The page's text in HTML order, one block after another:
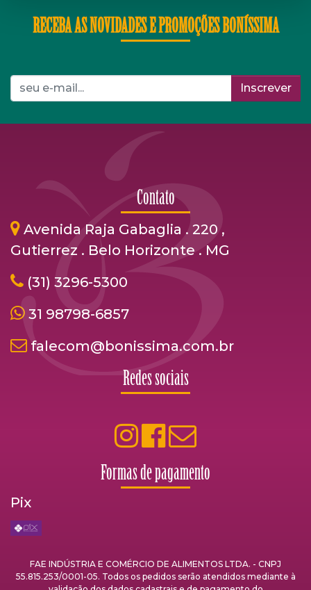
RECEBA AS NOVIDADES E PROMOÇÕES BONÍSSIMA
Inscrever
Contato
Avenida Raja Gabaglia . 220 ,
Gutierrez . Belo Horizonte . MG
(31) 3296-5300
31 98798-6857
falecom@bonissima.com.br
Redes sociais
Formas de pagamento
Pix
FAE INDÚSTRIA E COMÉRCIO DE ALIMENTOS LTDA. - CNPJ
55.815.253/0001-05. Todos os pedidos serão atendidos mediante à